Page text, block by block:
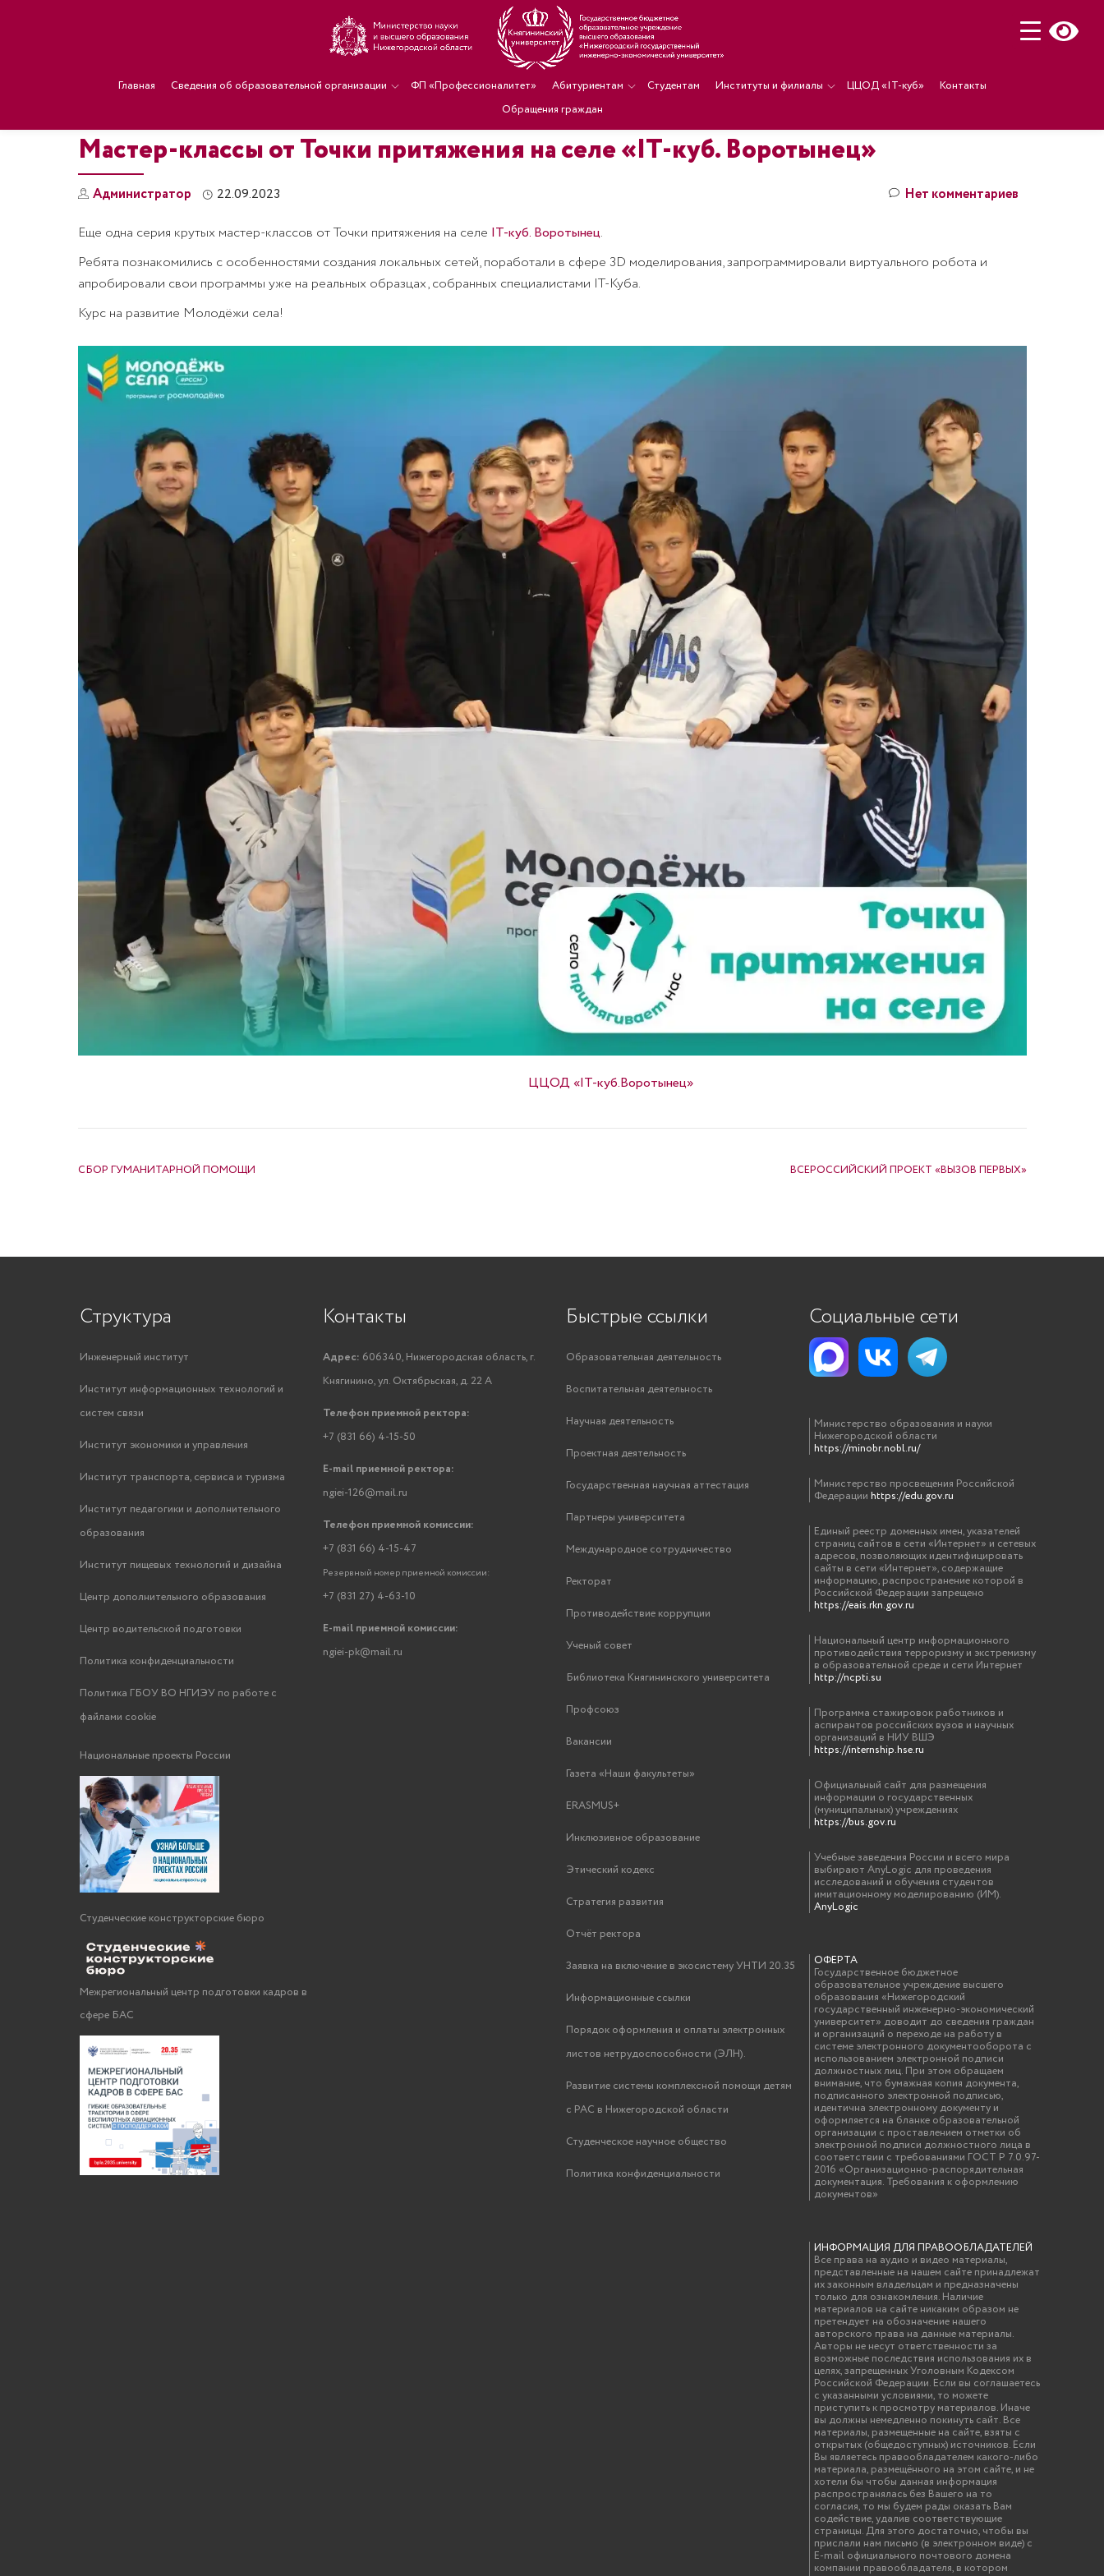
Главная Сведения об образовательной организации ФП «Профессионалитет» Абитуриентам Студентам Институты и филиалы ЦЦОД «IT-куб»
Контакты
Обращения граждан
Мастер-классы от Точки притяжения на селе «IT-куб. Воротынец»
Администратор 22.09.2023 Нет комментариев
Еще одна серия крутых мастер-классов от Точки притяжения на селе IT-куб. Воротынец.
Ребята познакомились с особенностями создания локальных сетей, поработали в сфере 3D моделирования, запрограммировали виртуального робота и
апробировали свои программы уже на реальных образцах, собранных специалистами IT-Куба.
Курс на развитие Молодёжи села!
ЦЦОД «IT-куб.Воротынец»
СБОР ГУМАНИТАРНОЙ ПОМОЩИ ВСЕРОССИЙСКИЙ ПРОЕКТ «ВЫЗОВ ПЕРВЫХ»
Структура
Инженерный институт
Институт информационных технологий и
систем связи
Институт экономики и управления
Институт транспорта, сервиса и туризма
Институт педагогики и дополнительного
образования
Институт пищевых технологий и дизайна
Центр дополнительного образования
Центр водительской подготовки
Политика конфиденциальности
Политика ГБОУ ВО НГИЭУ по работе с
файлами cookie
Национальные проекты России
Студенческие конструкторские бюро
Межрегиональный центр подготовки кадров в
сфере БАС
Контакты
Адрес: 606340, Нижегородская область, г.
Княгинино, ул. Октябрьская, д. 22 А
Телефон приемной ректора:
+7 (831 66) 4-15-50
E-mail приемной ректора:
ngiei-126@mail.ru
Телефон приемной комиссии:
+7 (831 66) 4-15-47
Резервный номер приемной комиссии:
+7 (831 27) 4-63-10
E-mail приемной комиссии:
ngiei-pk@mail.ru
Быстрые ссылки
Образовательная деятельность
Воспитательная деятельность
Научная деятельность
Проектная деятельность
Государственная научная аттестация
Партнеры университета
Международное сотрудничество
Ректорат
Противодействие коррупции
Ученый совет
Библиотека Княгининского университета
Профсоюз
Вакансии
Газета «Наши факультеты»
ERASMUS+
Инклюзивное образование
Этический кодекс
Стратегия развития
Отчёт ректора
Заявка на включение в экосистему УНТИ 20.35
Информационные ссылки
Порядок оформления и оплаты электронных
листов нетрудоспособности (ЭЛН).
Развитие системы комплексной помощи детям
с РАС в Нижегородской области
Студенческое научное общество
Политика конфиденциальности
Социальные сети
Министерство образования и науки
Нижегородской области
https://minobr.nobl.ru/
Министерство просвещения Российской
Федерации https://edu.gov.ru
Единый реестр доменных имен, указателей
страниц сайтов в сети «Интернет» и сетевых
адресов, позволяющих идентифицировать
сайты в сети «Интернет», содержащие
информацию, распространение которой в
Российской Федерации запрещено
https://eais.rkn.gov.ru
Национальный центр информационного
противодействия терроризму и экстремизму
в образовательной среде и сети Интернет
http://ncpti.su
Программа стажировок работников и
аспирантов российских вузов и научных
организаций в НИУ ВШЭ
https://internship.hse.ru
Официальный сайт для размещения
информации о государственных
(муниципальных) учреждениях
https://bus.gov.ru
Учебные заведения России и всего мира
выбирают AnyLogic для проведения
исследований и обучения студентов
имитационному моделированию (ИМ).
AnyLogic
ОФЕРТА
Государственное бюджетное
образовательное учреждение высшего
образования «Нижегородский
государственный инженерно-экономический
университет» доводит до сведения граждан
и организаций о переходе на работу в
системе электронного документооборота с
использованием электронной подписи
должностных лиц. При этом обращаем
внимание, что бумажная копия документа,
подписанного электронной подписью,
идентична электронному документу и
оформляется на бланке образовательной
организации с проставлением отметки об
электронной подписи должностного лица в
соответствии с требованиями ГОСТ Р 7.0.97-
2016 «Организационно-распорядительная
документация. Требования к оформлению
документов»
ИНФОРМАЦИЯ ДЛЯ ПРАВООБЛАДАТЕЛЕЙ
Все права на аудио и видео материалы,
представленные на нашем сайте принадлежат
их законным владельцам и предназначены
только для ознакомления. Наличие
материалов на сайте никаким образом не
претендует на обозначение нашего
авторского права на данные материалы.
Авторы не несут ответственности за
возможные последствия использования их в
целях, запрещенных Уголовным Кодексом
Российской Федерации. Если вы соглашаетесь
с указанными условиями, то можете
приступить к просмотру материалов. Иначе
вы должны немедленно покинуть сайт. Все
материалы, размещенные на сайте, взяты с
открытых (общедоступных) источников. Если
Вы являетесь правообладателем какого-либо
материала, размещённого на этом сайте, и не
хотели бы чтобы данная информация
распространялась без Вашего на то
согласия, то мы будем рады оказать Вам
содействие, удалив соответствующие
страницы. Для этого достаточно, чтобы вы
прислали нам письмо (в электронном виде) с
E-mail официального почтового домена
компании правообладателя, в котором